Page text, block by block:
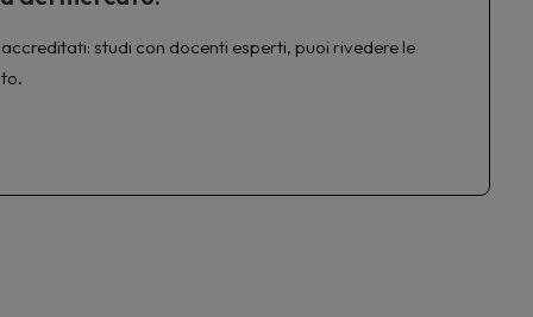
studi con docenti esperti, puoi rivedere le